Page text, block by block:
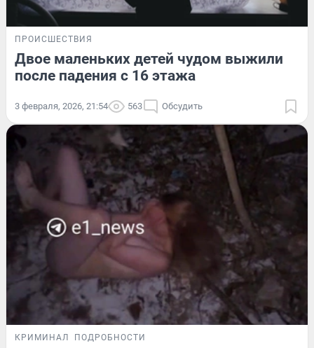
ПРОИСШЕСТВИЯ
Двое маленьких детей чудом выжили
после падения с 16 этажа
3 февраля, 2026, 21:54 563 Обсудить
КРИМИНАЛ ПОДРОБНОСТИ